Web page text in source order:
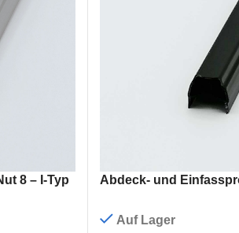
8 – I-Typ
Abdeck- und
Auf Lager